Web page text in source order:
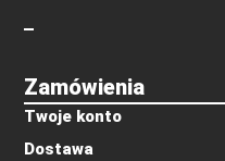
Zamówienia
Twoje konto
Dostawa